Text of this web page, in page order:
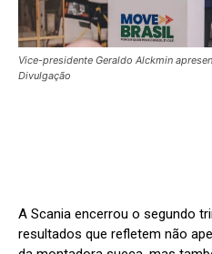
Vice-presidente Geraldo Alckmin
Divulgação
A Scania encerrou o segundo
resultados que refletem não